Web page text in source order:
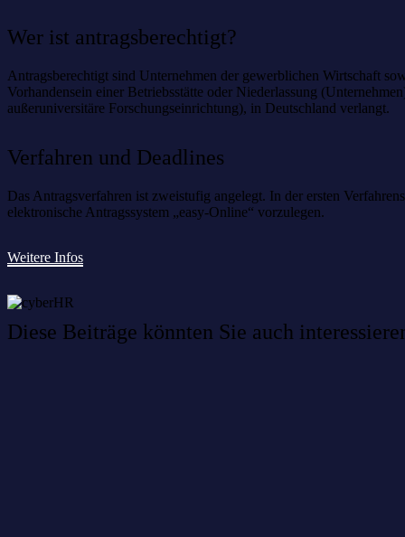
Wer ist antragsberechtigt?
Antragsberechtigt sind Unternehmen der gewerblichen Wirtschaft
Vorhandensein einer Betriebsstätte oder Niederlassung
außeruniversitäre Forschungseinrichtung), in Deutschland verlangt.
Verfahren und Deadlines
Das Antragsverfahren ist zweistufig angelegt. In der ersten
elektronische Antragssystem „easy-Online“ vorzulegen.
Weitere Infos
Diese Beiträge könnten Sie auch